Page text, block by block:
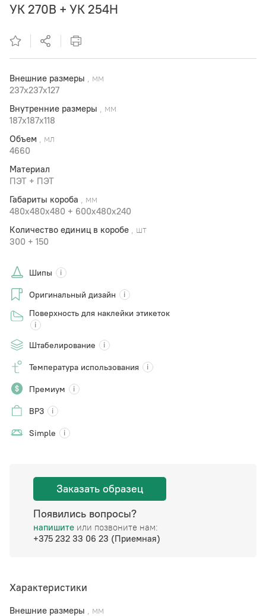
УК 270В + УК 254Н
Внешние размеры , мм
237x237x127
Внутренние размеры , мм
187x187x118
Объем , мл
4660
Материал
ПЭТ + ПЭТ
Габариты короба , мм
480х480х480 + 600x480x240
Количество единиц в коробе , шт
300 + 150
Шипы
Оригинальный дизайн
Поверхность для наклейки этикеток
Штабелирование
Температура использования
Премиум
ВРЗ
Simple
Заказать образец
Появились вопросы?
напишите или позвоните нам:
+375 232 33 06 23 (Приемная)
Характеристики
Внешние размеры , мм